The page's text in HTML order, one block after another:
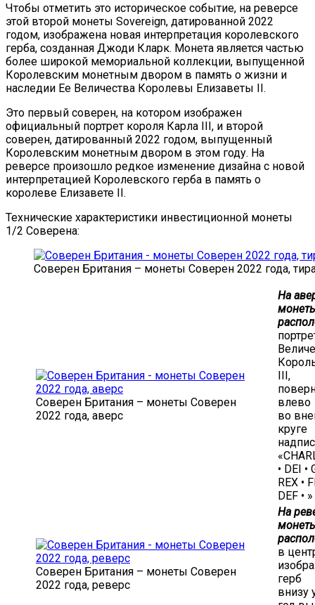
Чтобы отметить это историческое событие, на реверсе
этой второй монеты Sovereign, датированной 2022
годом, изображена новая интерпретация королевского
герба, созданная Джоди Кларк. Монета является частью
более широкой мемориальной коллекции, выпущенной
Королевским монетным двором в память о жизни и
наследии Ее Величества Королевы Елизаветы II.
Это первый соверен, на котором изображен
официальный портрет короля Карла III, и второй
соверен, датированный 2022 годом, выпущенный
Королевским монетным двором в этом году. На
реверсе произошло редкое изменение дизайна с новой
интерпретацией Королевского герба в память о
королеве Елизавете II.
Технические характеристики инвестиционной монеты
1/2 Соверена:
Соверен Британия – монеты Соверен 2022 года,
Соверен Британия – монеты Соверен
2022 года, аверс
На
III,
влево
во
круге
• DEI •
REX •
DEF • »
Соверен Британия – монеты Соверен
2022 года, реверс
На
в
герб
внизу